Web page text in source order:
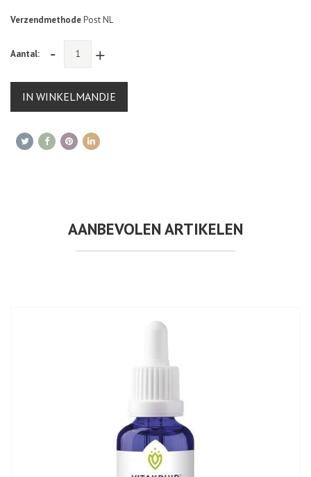
VerzendmethodePost NL
Aantal: - +
IN WINKELMANDJE
AANBEVOLEN ARTIKELEN